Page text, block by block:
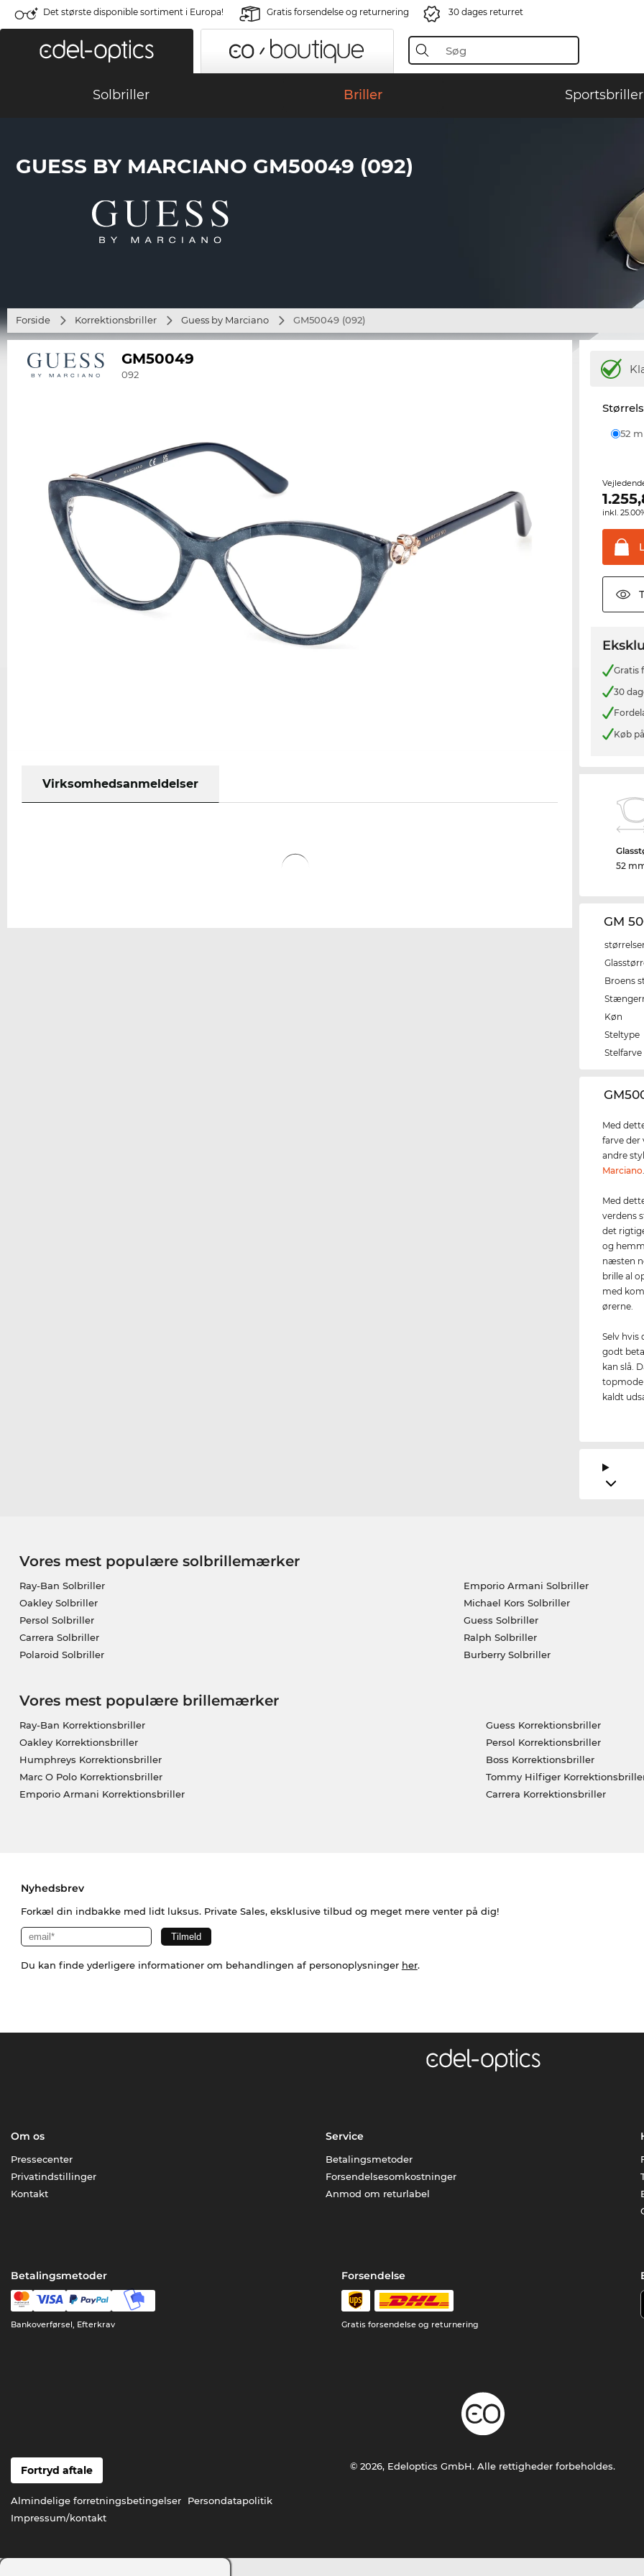
Det største disponible sortiment i Europa! Gratis forsendelse og returnering 30 dages returret
Solbriller Briller Sportsbriller
GUESS BY MARCIANO GM50049 (092)
Forside Korrektionsbriller Guess by Marciano GM50049 (092)
GM50049
092
Virksomhedsanmeldelser
52
inkl.
Gratis
30
Køb
52
GM
Broens
Køn
Steltype
Stelfarve
Med
farve der
andre
Marciano
Med
verdens
det
og
næsten
brille al
med
ørerne.
Selv hvis
godt
kan slå.
kaldt
Vores mest populære solbrillemærker
Ray-Ban Solbriller
Oakley Solbriller
Persol Solbriller
Carrera Solbriller
Polaroid Solbriller
Emporio Armani Solbriller
Michael Kors Solbriller
Guess Solbriller
Ralph Solbriller
Burberry Solbriller
Vores mest populære brillemærker
Ray-Ban Korrektionsbriller
Oakley Korrektionsbriller
Humphreys Korrektionsbriller
Marc O Polo Korrektionsbriller
Emporio Armani Korrektionsbriller
Guess Korrektionsbriller
Persol Korrektionsbriller
Boss Korrektionsbriller
Tommy Hilfiger
Carrera Korrektionsbriller
Nyhedsbrev
Forkæl din indbakke med lidt luksus. Private Sales, eksklusive tilbud og meget mere venter på dig!
Du kan finde yderligere informationer om behandlingen af personoplysninger her.
Om os
Pressecenter
Privatindstillinger
Kontakt
Service
Betalingsmetoder
Forsendelsesomkostninger
Anmod om returlabel
Betalingsmetoder
Bankoverførsel, Efterkrav
Forsendelse
Gratis forsendelse og returnering
Fortryd aftale
Almindelige forretningsbetingelser
Persondatapolitik
Impressum/kontakt
© 2026, Edeloptics GmbH. Alle rettigheder forbeholdes.